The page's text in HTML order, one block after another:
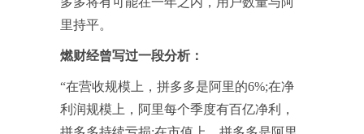
里持平。
燃财经曾写过一段分析：
“在营收规模上，拼多多是阿里的6%;在净
利润规模上，阿里每个季度有百亿净利，